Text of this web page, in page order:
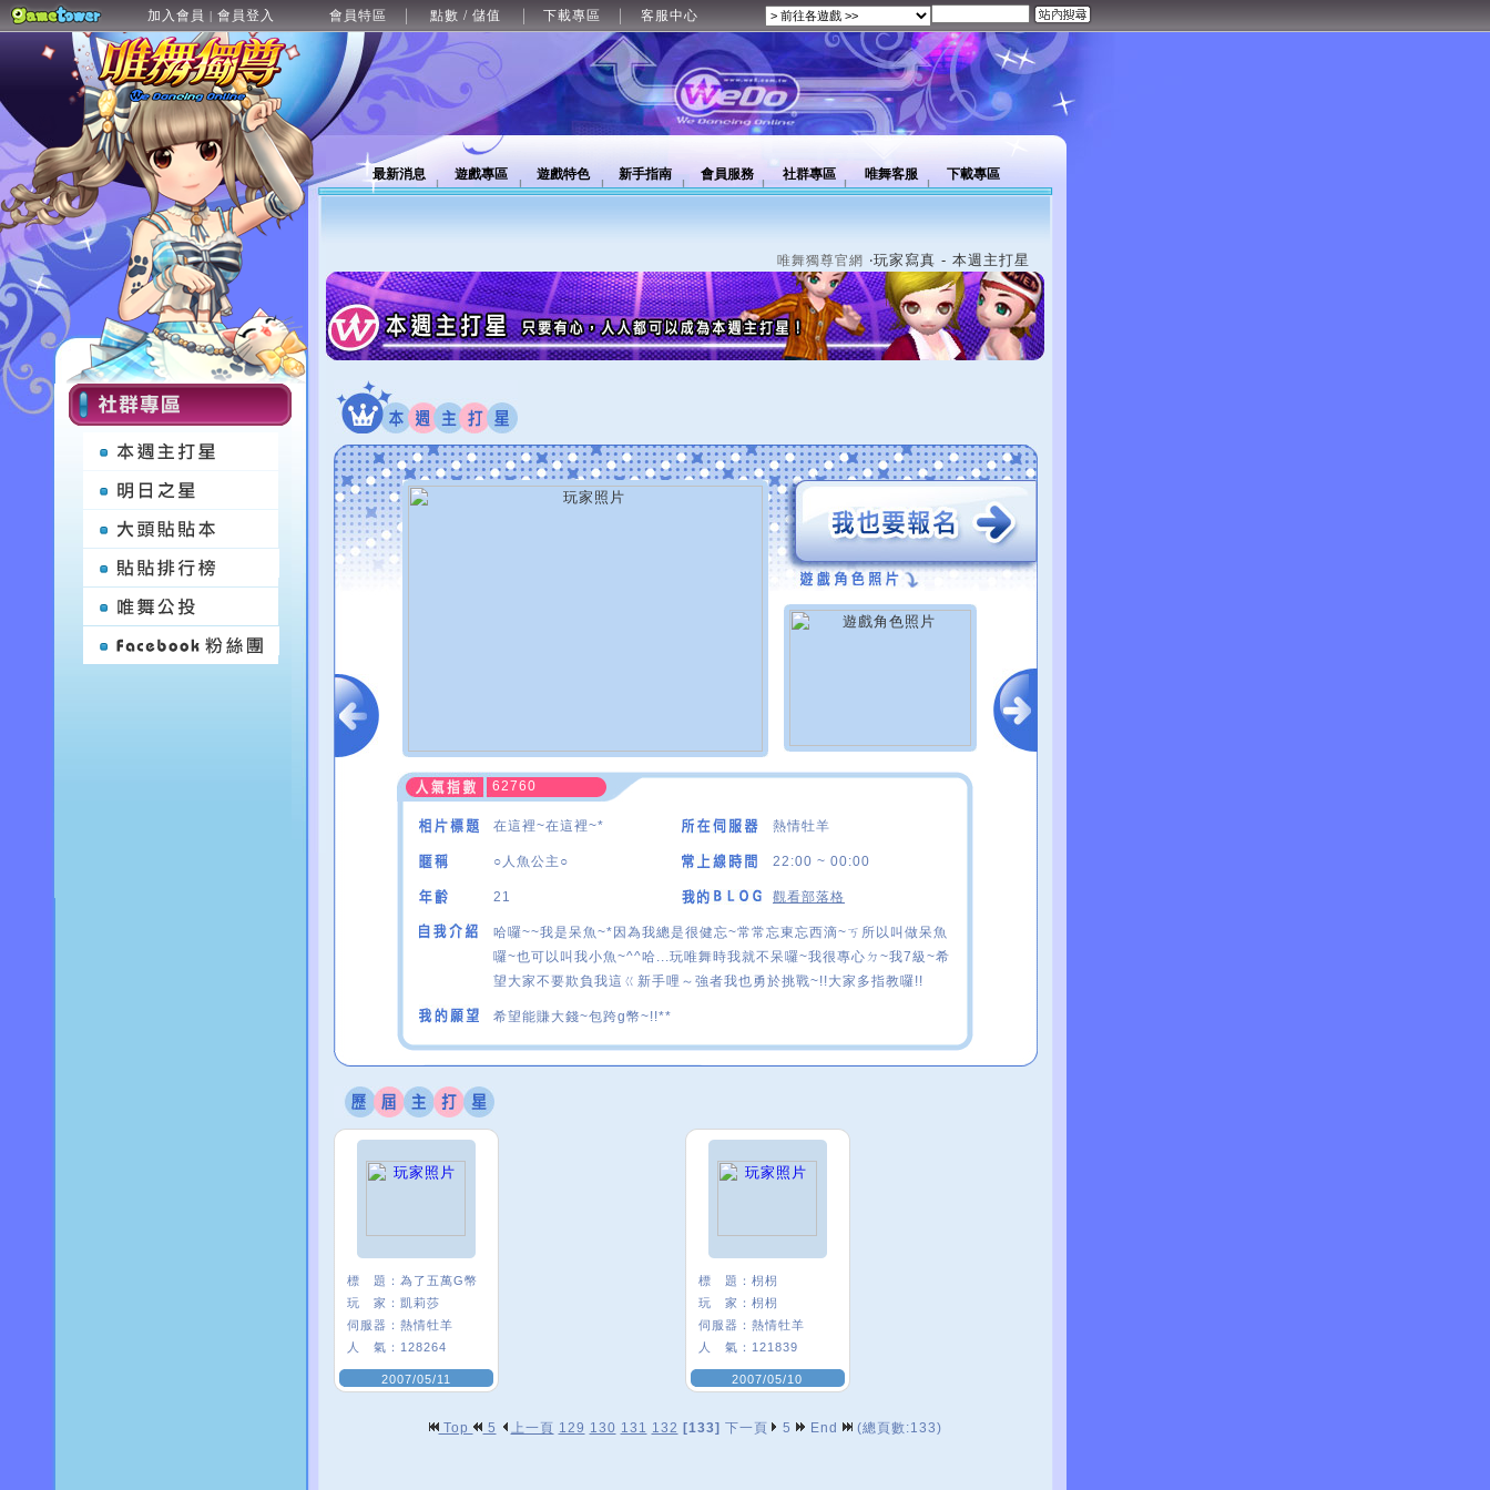
加入會員 | 會員登入 會員特區 點數 / 儲值 下載專區 客服中心
最新消息 遊戲專區 遊戲特色 新手指南 會員服務 社群專區 唯舞客服 下載專區
唯舞獨尊官網 ‧玩家寫真 - 本週主打星
62760
在這裡~在這裡~* 熱情牡羊
○人魚公主○ 22:00 ~ 00:00
21 觀看部落格
哈囉~~我是呆魚~*因為我總是很健忘~常常忘東忘西滴~ㄎ所以叫做呆魚
囉~也可以叫我小魚~^^哈...玩唯舞時我就不呆囉~我很專心ㄉ~我7級~希
望大家不要欺負我這ㄍ新手哩～強者我也勇於挑戰~!!大家多指教囉!!
希望能賺大錢~包跨g幣~!!**
標 題： 為了五萬G幣
玩 家： 凱莉莎
伺服器： 熱情牡羊
人 氣： 128264
2007/05/11
標 題： 枴枴
玩 家： 枴枴
伺服器： 熱情牡羊
人 氣： 121839
2007/05/10
Top 5 上一頁 129 130 131 132 [133] 下一頁 5 End (總頁數:133)